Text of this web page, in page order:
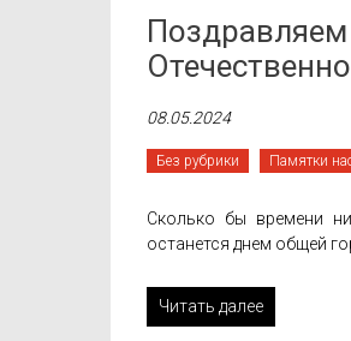
08.05.2024
Без рубрики Памятки
Сколько бы времени
останется днем общей
Читать далее